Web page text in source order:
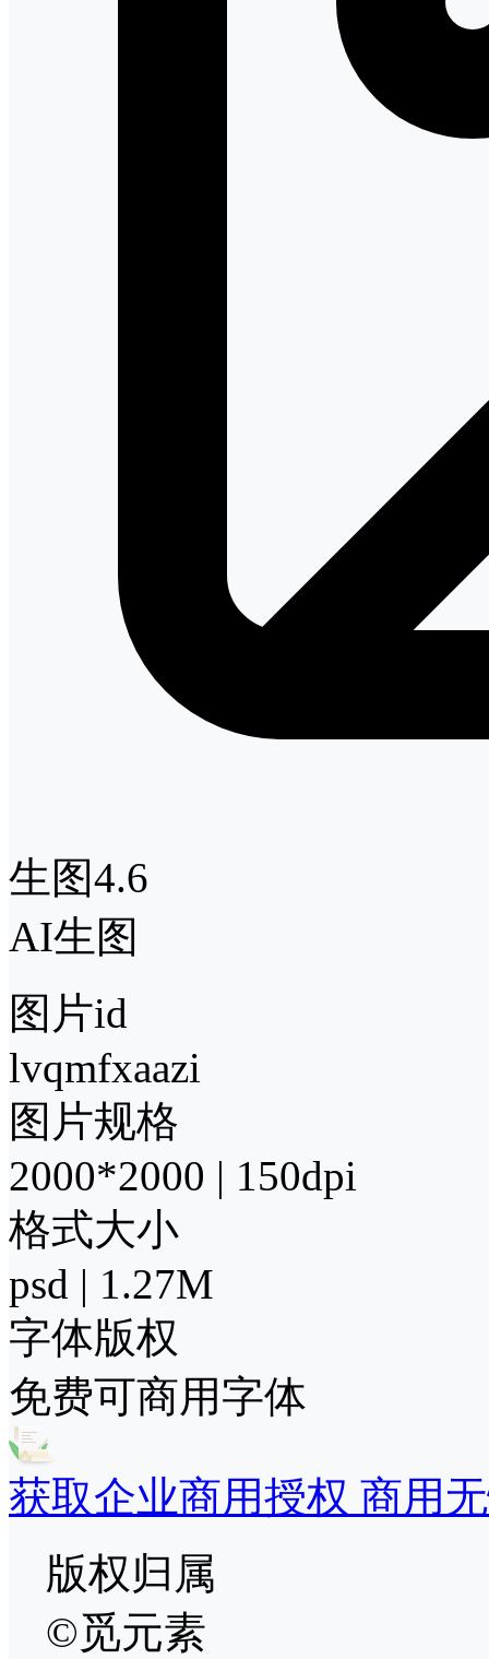
生图4.6
AI生图
图片id
lvqmfxaazi
图片规格
2000*2000 | 150dpi
格式大小
psd | 1.27M
字体版权
免费可商用字体
获取企业商用授权 商用
版权归属
©觅元素